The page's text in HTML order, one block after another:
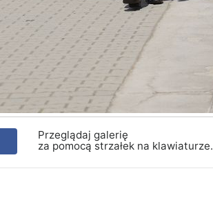
Przeglądaj galerię
za pomocą strzałek na klawiaturze.